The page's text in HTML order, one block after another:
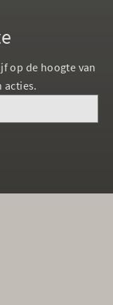
op de hoogte van
acties.